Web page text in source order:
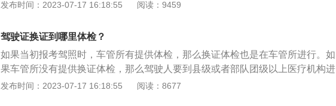
上办理：网上办理可能是最简单快捷的方法，需先到指定医院进行体检并获取
登录交通安全综合管理平台后，点击;驾驶证;业务，然后点击;期满换证;进行办
理。注意，超过有效期满11个月，未满1年，需到机动车驾驶证核发地车辆管理
所申请换证。
证的方式如下：“交管12123”APP换证。下载“交管12123”APP，依次选择服务中
业厅的“警医邮”服务点，进行换证办理，从受理登记、体检再到新证制作只需半
小时。目前只有少部分城市开通了该项服务，比如杭州。换证和审验须符合以下
条件：持有大型客车、牵引车、城市公交车、中型客车、大型货车驾驶证在本记
分周期内没有记分，或者持有其他准驾车型驾驶证在本记分周期内记分未达到12
分；持有大型客车、牵引车、城市公交车、中型客车、大型货车驾驶证一个记分
发布时间：2023-07-17 16:18:55 阅读：9459
驾驶证换证到哪里体检？
如果当初报考驾照时，车管所有提供体检，那么换证体检也是在车管所进行。如
果车管所没有提供换证体检，那么驾驶人要到县级或者部队团级以上医疗机构进
行体检，然后将身体条件证明交到车管所，车管所会给一证回执。以下是驾驶证
发布时间：2023-07-17 16:18:55 阅读：8677